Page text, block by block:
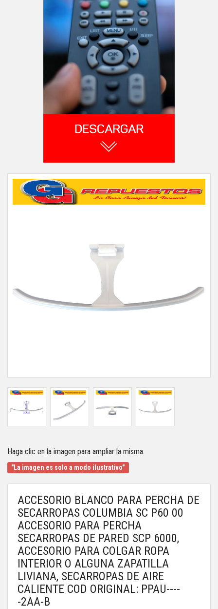
Haga clic en la imagen para ampliar la misma.
"La imagen es solo a modo ilustrativo"
ACCESORIO BLANCO PARA PERCHA DE
SECARROPAS COLUMBIA SC P60 00
ACCESORIO PARA PERCHA
SECARROPAS DE PARED SCP 6000,
ACCESORIO PARA COLGAR ROPA
INTERIOR O ALGUNA ZAPATILLA
LIVIANA, SECARROPAS DE AIRE
CALIENTE COD ORIGINAL: PPAU----
-2AA-B